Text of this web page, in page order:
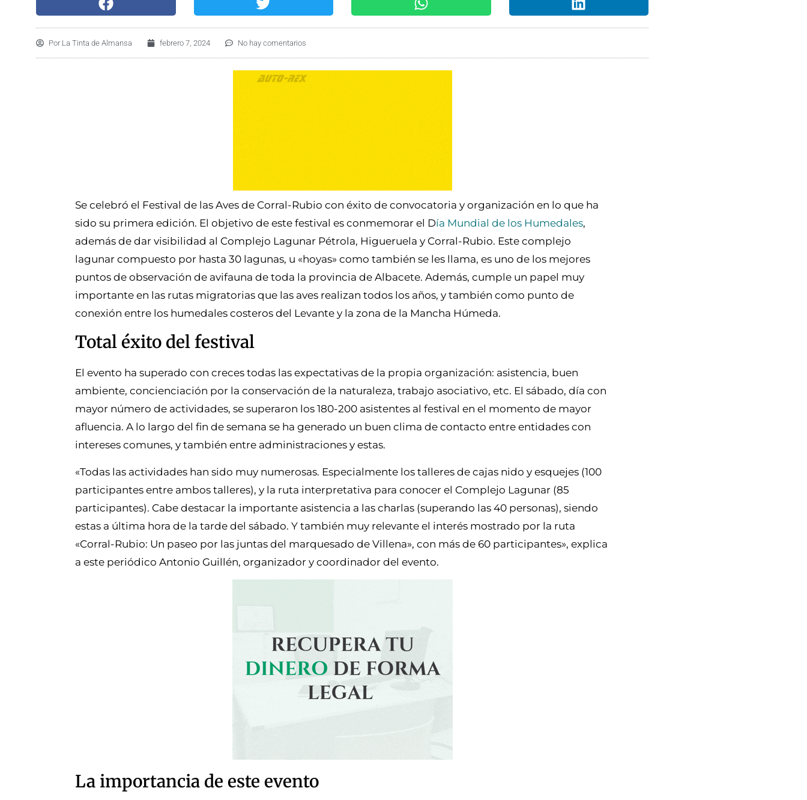
Por La Tinta de Almansa febrero 7, 2024 No hay comentarios
Se celebró el Festival de las Aves de Corral-Rubio con éxito de convocatoria y organización en lo que ha
sido su primera edición. El objetivo de este festival es conmemorar el Día Mundial de los Humedales,
además de dar visibilidad al Complejo Lagunar Pétrola, Higueruela y Corral-Rubio. Este complejo
lagunar compuesto por hasta 30 lagunas, u «hoyas» como también se les llama, es uno de los mejores
puntos de observación de avifauna de toda la provincia de Albacete. Además, cumple un papel muy
importante en las rutas migratorias que las aves realizan todos los años, y también como punto de
conexión entre los humedales costeros del Levante y la zona de la Mancha Húmeda.
Total éxito del festival
El evento ha superado con creces todas las expectativas de la propia organización: asistencia, buen
ambiente, concienciación por la conservación de la naturaleza, trabajo asociativo, etc. El sábado, día con
mayor número de actividades, se superaron los 180-200 asistentes al festival en el momento de mayor
afluencia. A lo largo del fin de semana se ha generado un buen clima de contacto entre entidades con
intereses comunes, y también entre administraciones y estas.
«Todas las actividades han sido muy numerosas. Especialmente los talleres de cajas nido y esquejes (100
participantes entre ambos talleres), y la ruta interpretativa para conocer el Complejo Lagunar (85
participantes). Cabe destacar la importante asistencia a las charlas (superando las 40 personas), siendo
estas a última hora de la tarde del sábado. Y también muy relevante el interés mostrado por la ruta
«Corral-Rubio: Un paseo por las juntas del marquesado de Villena», con más de 60 participantes», explica
a este periódico Antonio Guillén, organizador y coordinador del evento.
La importancia de este evento